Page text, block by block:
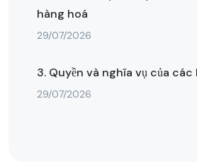
hàng hoá
29/07/2026
3. Quyền và nghĩa vụ của các
29/07/2026